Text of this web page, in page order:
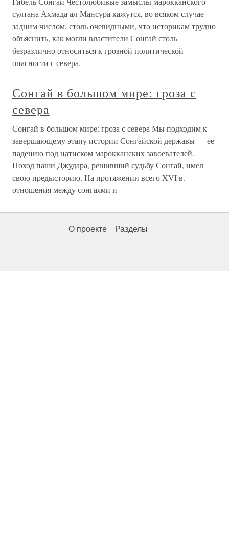
султана Ахмада ал-Мансура кажутся, во всяком случае
задним числом, столь очевидными, что историкам трудно
объяснить, как могли властители Сонгай столь
безразлично относиться к грозной политической
опасности с севера.
Сонгай в большом мире: гроза с
севера
Сонгай в большом мире: гроза с севера Мы подходим к
завершающему этапу истории Сонгайской державы — ее
падению под натиском марокканских завоевателей.
Поход паши Джудара, решивший судьбу Сонгай, имел
свою предысторию. На протяжении всего XVI в.
отношения между сонгаями и
О проекте Разделы